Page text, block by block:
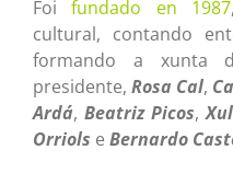
Foi fundado en 1987
cultural, contando
formando a xunta
presidente, Rosa Cal,
Ardá, Beatriz Picos,
Orriols e Bernardo